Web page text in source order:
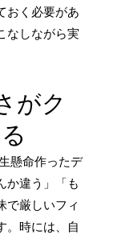
おく必要があ
なしながら実
がク
懸命作ったデ
か違う」「も
で厳しいフィ
。時には、自